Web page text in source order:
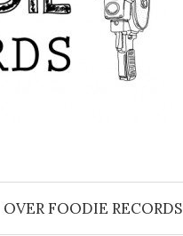
OVER FOODIE RECORDS